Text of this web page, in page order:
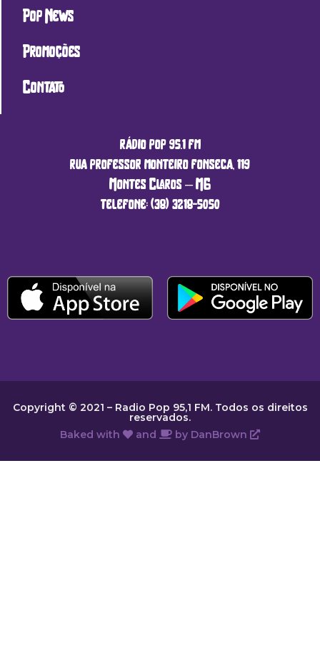
Pop News
Promoções
Contato
rádio pop 95.1 fm
rua professor monteiro fonseca, 119
Montes Claros – MG
telefone: (38) 3218-5050
Copyright © 2021 – Radio Pop 95,1 FM. Todos os direitos
reservados.
Baked with
and by DanBrown